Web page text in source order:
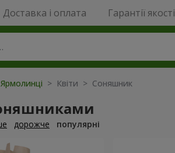
Доставка і оплата Гарантії якості
> Квіти > Соняшник
дорожче популярні